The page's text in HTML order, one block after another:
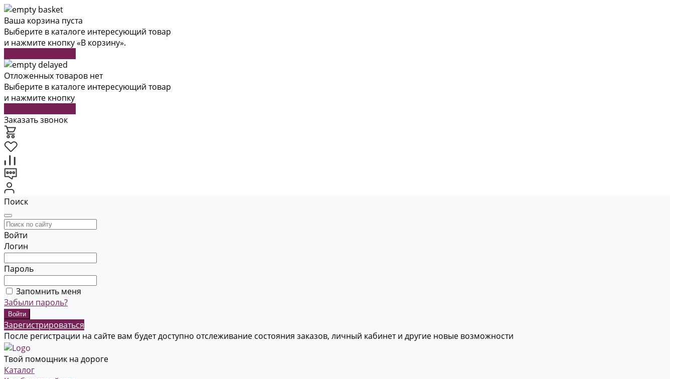
Ваша корзина пуста
Выберите в каталоге интересующий товар
и нажмите кнопку «В корзину».
Отложенных товаров нет
Выберите в каталоге интересующий товар
и нажмите кнопку
Заказать звонок
Поиск
Войти
Логин
Пароль
Запомнить меня
Забыли пароль?
Зарегистрироваться
После регистрации на сайте вам будет доступно отслеживание состояния заказов, личный кабинет и другие новые возможности
Твой помощник на дороге
Каталог